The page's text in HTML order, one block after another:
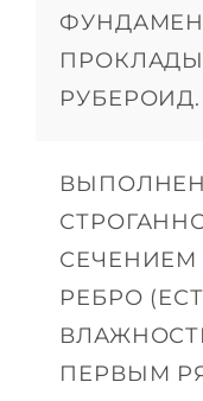
РУБЕРОИД.
СЕЧЕНИЕМ
РЕБРО
ПЕРВЫМ